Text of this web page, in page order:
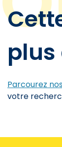
Parcourez
votre